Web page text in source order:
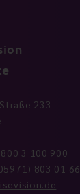
233
3 100 900
803 01 66